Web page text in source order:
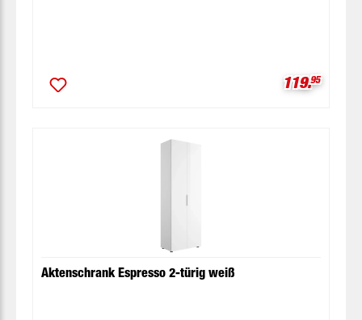
119.95
Aktenschrank Espresso 2-türig weiß